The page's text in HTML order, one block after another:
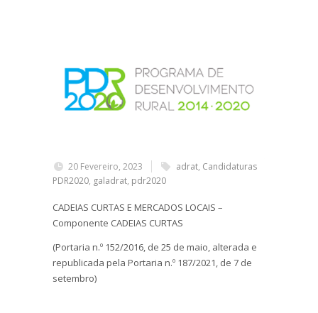
20 Fevereiro, 2023 adrat, Candidaturas
PDR2020, galadrat, pdr2020
CADEIAS CURTAS E MERCADOS LOCAIS –
Componente CADEIAS CURTAS
(Portaria n.º 152/2016, de 25 de maio, alterada e
republicada pela Portaria n.º 187/2021, de 7 de
setembro)